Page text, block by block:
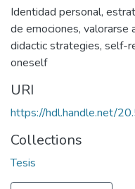
Identidad personal,
de emociones, valorarse
didactic strategies, self-
oneself
URI
https://hdl.handle.net/
Collections
Tesis